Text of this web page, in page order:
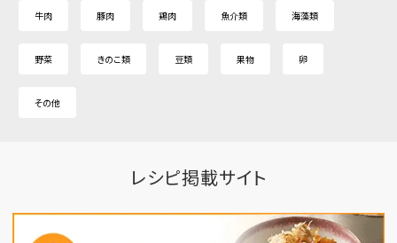
牛肉 豚肉 鶏肉 魚介類 海藻類
野菜 きのこ類 豆類 果物 卵
その他
レシピ掲載サイト